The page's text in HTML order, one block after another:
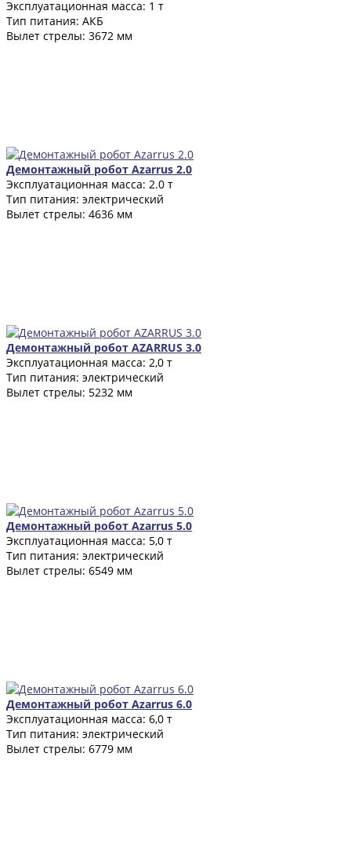
Эксплуатационная масса: 1 т
Тип питания: АКБ
Вылет стрелы: 3672 мм
Демонтажный робот Azarrus 2.0
Эксплуатационная масса: 2.0 т
Тип питания: электрический
Вылет стрелы: 4636 мм
Демонтажный робот AZARRUS 3.0
Эксплуатационная масса: 2,0 т
Тип питания: электрический
Вылет стрелы: 5232 мм
Демонтажный робот Azarrus 5.0
Эксплуатационная масса: 5,0 т
Тип питания: электрический
Вылет стрелы: 6549 мм
Демонтажный робот Azarrus 6.0
Эксплуатационная масса: 6,0 т
Тип питания: электрический
Вылет стрелы: 6779 мм